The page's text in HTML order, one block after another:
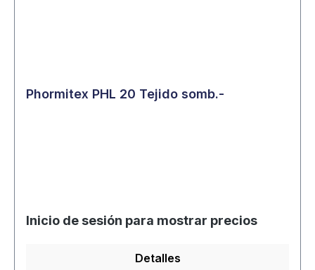
Phormitex PHL 20 Tejido somb.-
Inicio de sesión para mostrar precios
Detalles